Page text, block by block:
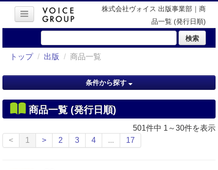
株式会社ヴォイス 出版事業部｜商
品一覧 (発行日順)
検索
トップ / 出版 / 商品一覧
条件から探す
商品一覧 (発行日順)
501件中 1～30件を表示
<
1 > 2 3 4 ... 17